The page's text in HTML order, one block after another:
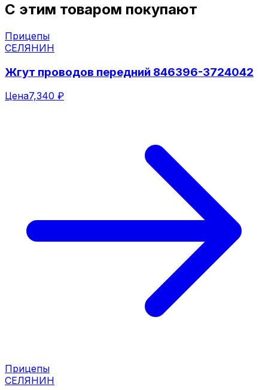
С этим товаром покупают
Прицепы
СЕЛЯНИН
Жгут проводов передний 846396-3724042
Цена7,340 ₽
Прицепы
СЕЛЯНИН